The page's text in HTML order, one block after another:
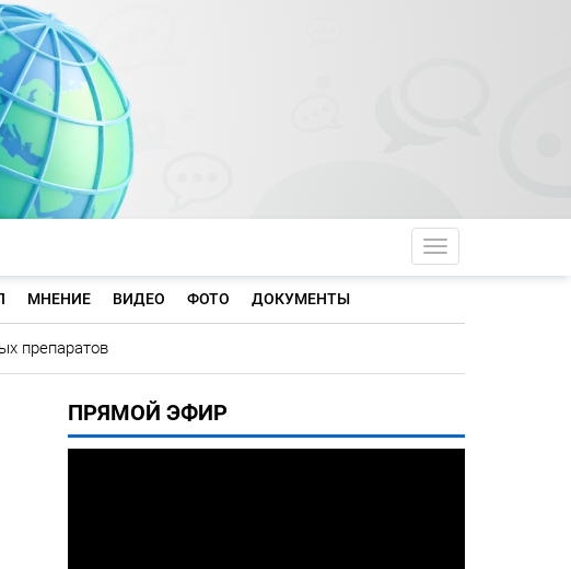
Toggle
МНЕНИЕ ВИДЕО ФОТО ДОКУМЕНТЫ
препаратов
ПРЯМОЙ ЭФИР